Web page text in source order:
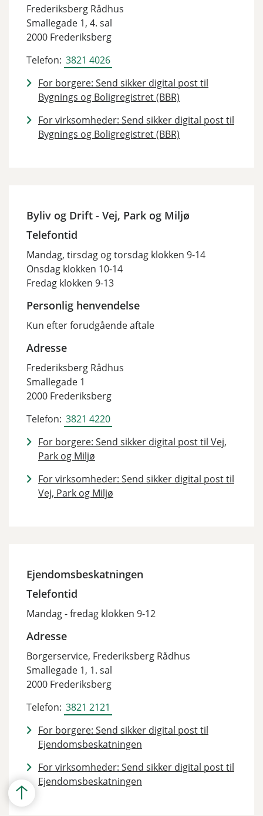
Frederiksberg Rådhus
Smallegade 1, 4. sal
2000 Frederiksberg
Telefon: 3821 4026
For borgere: Send sikker digital post til
Bygnings og Boligregistret (BBR)
For virksomheder: Send sikker digital post til
Bygnings og Boligregistret (BBR)
Byliv og Drift - Vej, Park og Miljø
Telefontid
Mandag, tirsdag og torsdag klokken 9-14
Onsdag klokken 10-14
Fredag klokken 9-13
Personlig henvendelse
Kun efter forudgående aftale
Adresse
Frederiksberg Rådhus
Smallegade 1
2000 Frederiksberg
Telefon: 3821 4220
For borgere: Send sikker digital post til Vej,
Park og Miljø
For virksomheder: Send sikker digital post til
Vej, Park og Miljø
Ejendomsbeskatningen
Telefontid
Mandag - fredag klokken 9-12
Adresse
Borgerservice, Frederiksberg Rådhus
Smallegade 1, 1. sal
2000 Frederiksberg
Telefon: 3821 2121
For borgere: Send sikker digital post til
Ejendomsbeskatningen
For virksomheder: Send sikker digital post til
Ejendomsbeskatningen